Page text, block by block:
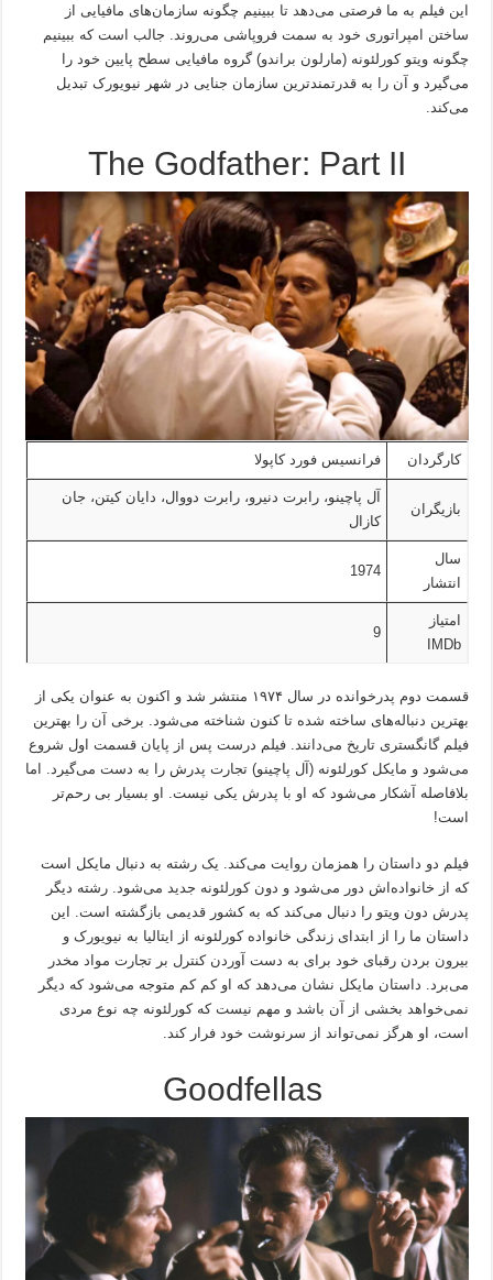
این فیلم به ما فرصتی می‌دهد تا ببینیم چگونه سازمان‌های مافیایی از
ساختن امپراتوری خود به سمت فروپاشی می‌روند. جالب است که ببینیم
چگونه ویتو کورلئونه (مارلون براندو) گروه مافیایی سطح پایین خود را
می‌گیرد و آن را به قدرتمندترین سازمان جنایی در شهر نیویورک تبدیل
می‌کند.
The Godfather: Part II
کارگردان فرانسیس فورد کاپولا
بازیگران
آل پاچینو، رابرت دنیرو، رابرت دووال، دایان کیتن، جان
کازال
سال
انتشار
1974
امتیاز
IMDb
9
قسمت دوم پدرخوانده در سال ۱۹۷۴ منتشر شد و اکنون به عنوان یکی از
بهترین دنباله‌های ساخته شده تا کنون شناخته می‌شود. برخی آن را بهترین
فیلم گانگستری تاریخ می‌دانند. فیلم درست پس از پایان قسمت اول شروع
می‌شود و مایکل کورلئونه (آل پاچینو) تجارت پدرش را به دست می‌گیرد. اما
بلافاصله آشکار می‌شود که او با پدرش یکی نیست. او بسیار بی رحم‌تر
است!
فیلم دو داستان را همزمان روایت می‌کند. یک رشته به دنبال مایکل است
که از خانواده‌اش دور می‌شود و دون کورلئونه جدید می‌شود. رشته دیگر
پدرش دون ویتو را دنبال می‌کند که به کشور قدیمی بازگشته است.‌ این
داستان ما را از ابتدای زندگی خانواده کورلئونه از ایتالیا به نیویورک و
بیرون بردن رقبای خود برای به دست آوردن کنترل بر تجارت مواد مخدر
می‌برد. داستان مایکل نشان می‌دهد که او کم کم متوجه می‌شود که دیگر
نمی‌خواهد بخشی از آن باشد و مهم نیست که کورلئونه چه نوع مردی
است، او هرگز نمی‌تواند از سرنوشت خود فرار کند.